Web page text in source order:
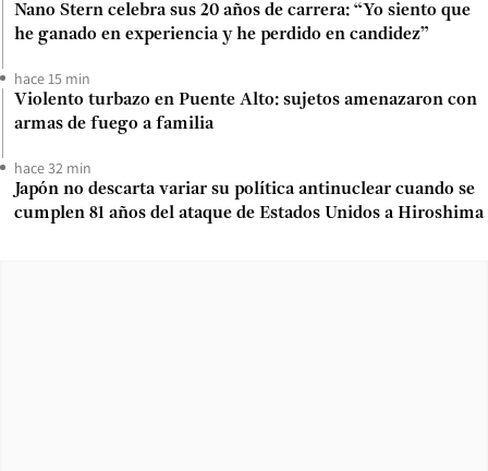
Nano Stern celebra sus 20 años de carrera: “Yo siento que
he ganado en experiencia y he perdido en candidez”
hace 15 min
Violento turbazo en Puente Alto: sujetos amenazaron con
armas de fuego a familia
hace 32 min
Japón no descarta variar su política antinuclear cuando se
cumplen 81 años del ataque de Estados Unidos a Hiroshima